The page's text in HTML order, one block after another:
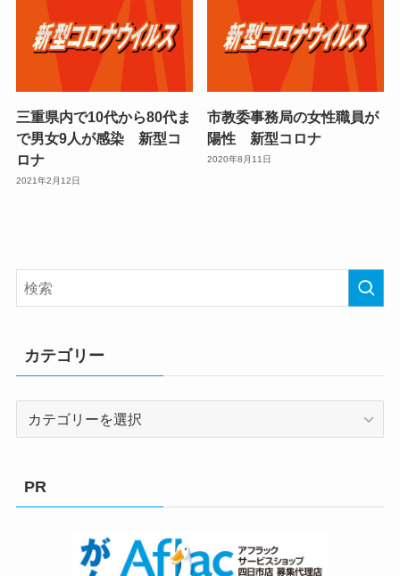
三重県内で10代から80代ま
で男女9人が感染 新型コ
ロナ
2021年2月12日
市教委事務局の女性職員が
陽性 新型コロナ
2020年8月11日
カテゴリー
PR